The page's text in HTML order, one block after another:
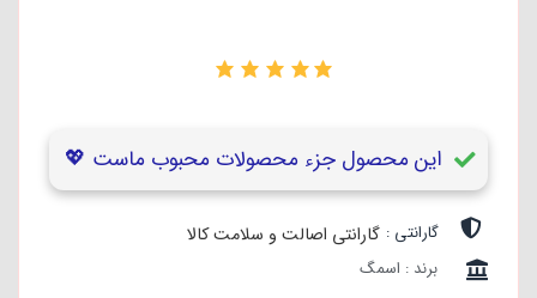
این محصول جزء محصولات محبوب ماست 💖
گارانتی : گارانتی اصالت و سلامت کالا
برند : اسمگ